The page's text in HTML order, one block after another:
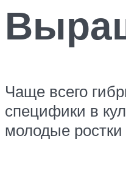
Чаще всего
специфики в
молодые